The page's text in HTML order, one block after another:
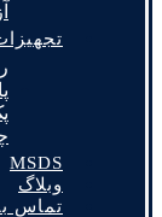
MSDS
وبلاگ
تماس